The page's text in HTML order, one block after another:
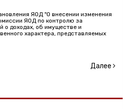
ЯОД "О внесении изменения
ЯОД по контролю за
о доходах, об имуществе и
характера, представляемых
Далее